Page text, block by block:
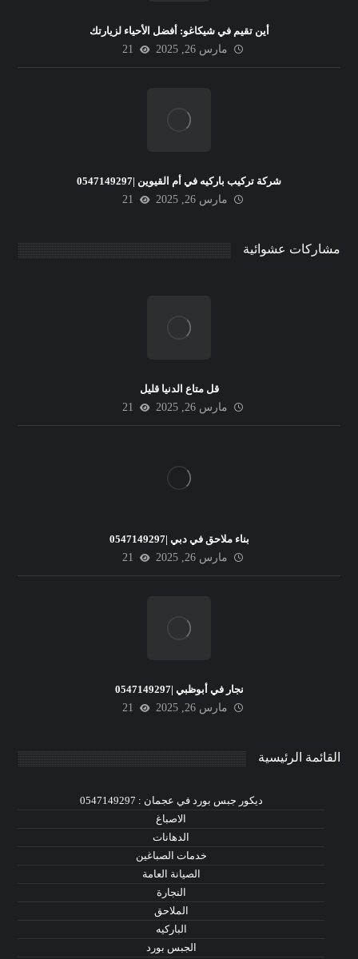
أين تقيم في شيكاغو: أفضل الأحياء لزيارتك
مارس 26, 2025
21
شركة تركيب باركيه في أم القيوين |0547149297
مارس 26, 2025
21
مشاركات عشوائية
قل متاع الدنيا قليل
مارس 26, 2025
21
بناء ملاحق في دبي |0547149297
مارس 26, 2025
21
نجار في أبوظبي |0547149297
مارس 26, 2025
21
القائمة الرئيسية
ديكور جبس بورد في عجمان : 0547149297
الاصباغ
الدهانات
خدمات الصباغين
الصيانة العامة
النجارة
الملاحق
الباركيه
الجبس بورد